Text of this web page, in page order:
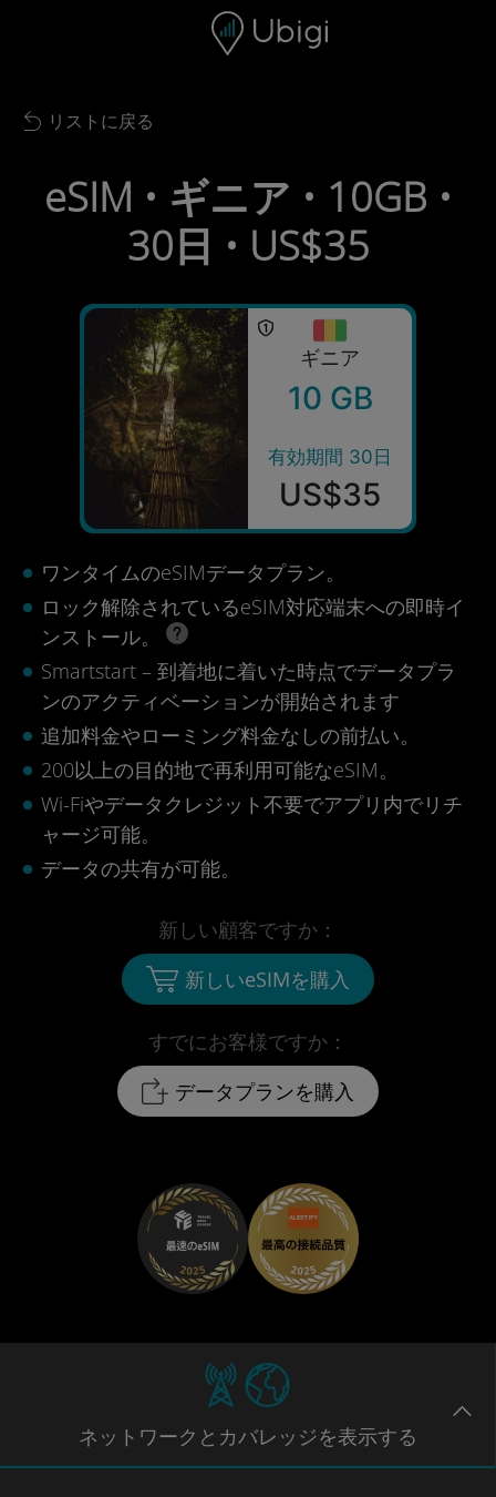
ナビゲーションバー フッター
Back to list
リストに戻る
eSIM • ギニア • 10GB •
30日 • US$35
ギニア
10 GB
有効期間 30日
US$35
ワンタイムのeSIMデータプラン。
ロック解除されているeSIM対応端末への即時イ
ンストール。
Smartstart – 到着地に着いた時点でデータプラ
ンのアクティベーションが開始されます
追加料金やローミング料金なしの前払い。
200以上の目的地で再利用可能なeSIM。
Wi-Fiやデータクレジット不要でアプリ内でリチ
ャージ可能。
データの共有が可能。
すでにお客様ですか：
データプランを購入
新しい顧客ですか：
新しいeSIMを購入
ネットワークとカバレッジを表示する